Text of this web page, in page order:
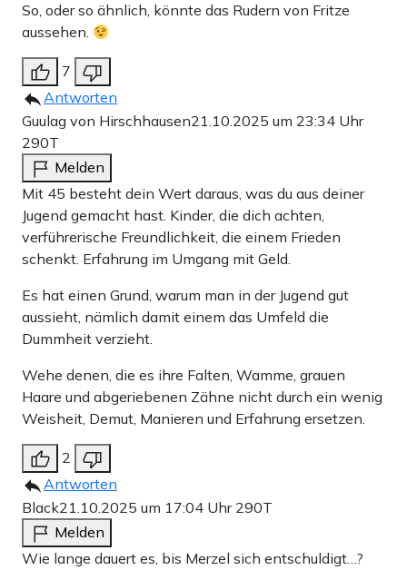
So, oder so ähnlich, könnte das Rudern von Fritze
aussehen.
7
Antworten
Guulag von Hirschhausen21.10.2025 um 23:34 Uhr
290T
Melden
Mit 45 besteht dein Wert daraus, was du aus deiner
Jugend gemacht hast. Kinder, die dich achten,
verführerische Freundlichkeit, die einem Frieden
schenkt. Erfahrung im Umgang mit Geld.
Es hat einen Grund, warum man in der Jugend gut
aussieht, nämlich damit einem das Umfeld die
Dummheit verzieht.
Wehe denen, die es ihre Falten, Wamme, grauen
Haare und abgeriebenen Zähne nicht durch ein wenig
Weisheit, Demut, Manieren und Erfahrung ersetzen.
2
Antworten
Black21.10.2025 um 17:04 Uhr 290T
Melden
Wie lange dauert es, bis Merzel sich entschuldigt…?